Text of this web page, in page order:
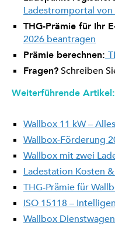
Ladestromportal
THG-Prämie für Ihr
2026 beantragen
Prämie berechnen:
Fragen?Schreiben
Weiterführende Artikel:
Wallbox 11 kW –
Wallbox-Förderung
Wallbox mit zwei
Ladestation Kosten
THG-Prämie für
ISO 15118 –
Wallbox